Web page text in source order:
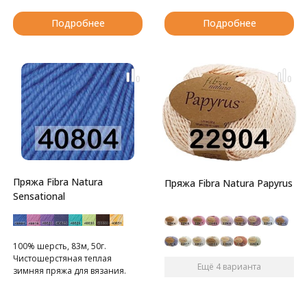
Подробнее Подробнее
Пряжа Fibra Natura
Sensational
100% шерсть, 83м, 50г.
Чистошерстяная теплая
зимняя пряжа для вязания.
Пряжа Fibra Natura Papyrus
Ещё 4 варианта